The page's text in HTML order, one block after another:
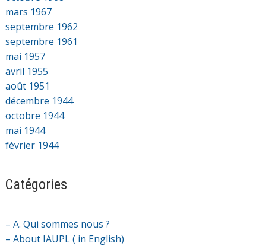
mars 1967
septembre 1962
septembre 1961
mai 1957
avril 1955
août 1951
décembre 1944
octobre 1944
mai 1944
février 1944
Catégories
– A. Qui sommes nous ?
– About IAUPL ( in English)